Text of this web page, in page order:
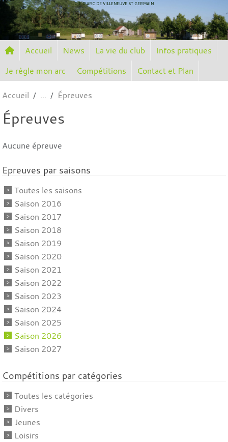
CIE D'ARC DE VILLENEUVE ST GERMAIN
Accueil News La vie du club
Infos pratiques
Je règle mon arc
Compétitions Contact et Plan
Accueil Épreuves
Épreuves
Aucune épreuve
Epreuves par saisons
Toutes les saisons
Saison 2016
Saison 2017
Saison 2018
Saison 2019
Saison 2020
Saison 2021
Saison 2022
Saison 2023
Saison 2024
Saison 2025
Saison 2026
Saison 2027
Compétitions par catégories
Toutes les catégories
Divers
Jeunes
Loisirs
Panneau de gestion des cookies